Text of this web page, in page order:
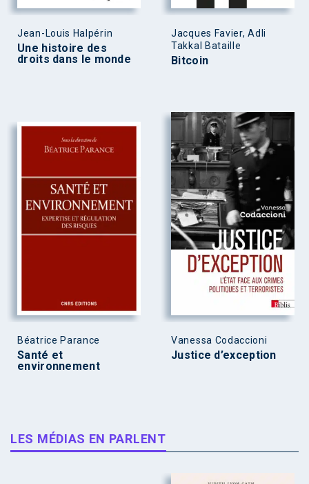
Jean-Louis Halpérin
Une histoire des
droits dans le monde
Jacques Favier, Adli
Takkal Bataille
Bitcoin
Béatrice Parance
Santé et
environnement
Vanessa Codaccioni
Justice d’exception
LES MÉDIAS EN PARLENT